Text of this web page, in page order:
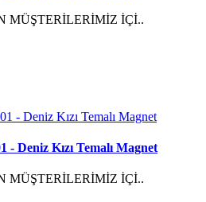
MÜŞTERİLERİMİZ İÇİ..
- Deniz Kızı Temalı Magnet
MÜŞTERİLERİMİZ İÇİ..